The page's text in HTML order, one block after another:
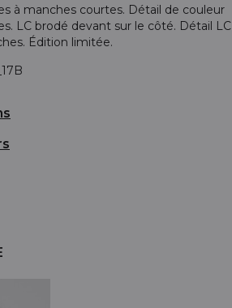
à manches courtes. Détail de couleur
LC brodé devant sur le côté. Détail LC
Édition limitée.